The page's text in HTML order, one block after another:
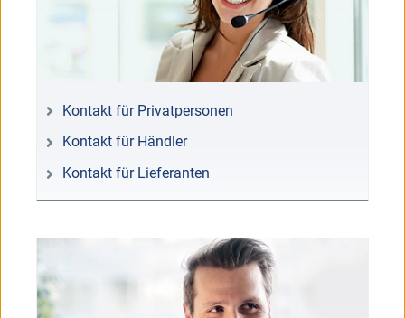
Kontakt für Privatpersonen
Kontakt für Händler
Kontakt für Lieferanten